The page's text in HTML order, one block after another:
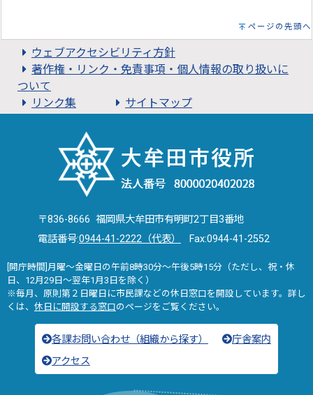
ページの先頭へ
ウェブアクセシビリティ方針
著作権・リンク・免責事項・個人情報の取り扱いに
ついて
リンク集
サイトマップ
〒836-8666 福岡県大牟田市有明町2丁目3番地
電話番号:0944-41-2222（代表） Fax:0944-41-2552
[開庁時間]月曜～金曜日の午前8時30分～午後5時15分（ただし、祝・休
日、12月29日～翌年1月3日を除く）
※毎月、原則第２日曜日に市民課などの休日窓口を開設しています。詳し
くは、 休日に開設する窓口のページをご覧ください。
各課お問い合わせ（組織から探す）
庁舎案内
アクセス